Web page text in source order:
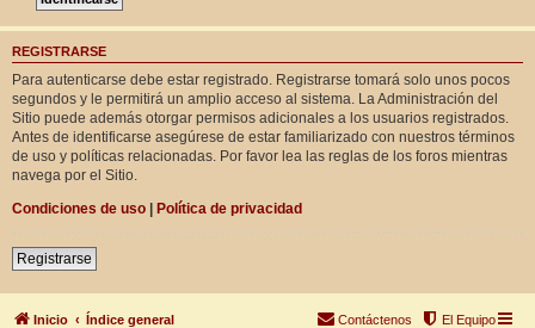
REGISTRARSE
Para autenticarse debe estar registrado. Registrarse tomará solo unos pocos
segundos y le permitirá un amplio acceso al sistema. La Administración del
Sitio puede además otorgar permisos adicionales a los usuarios registrados.
Antes de identificarse asegúrese de estar familiarizado con nuestros términos
de uso y políticas relacionadas. Por favor lea las reglas de los foros mientras
navega por el Sitio.
Condiciones de uso | Política de privacidad
Registrarse
Inicio Índice general El Equipo
Contáctenos